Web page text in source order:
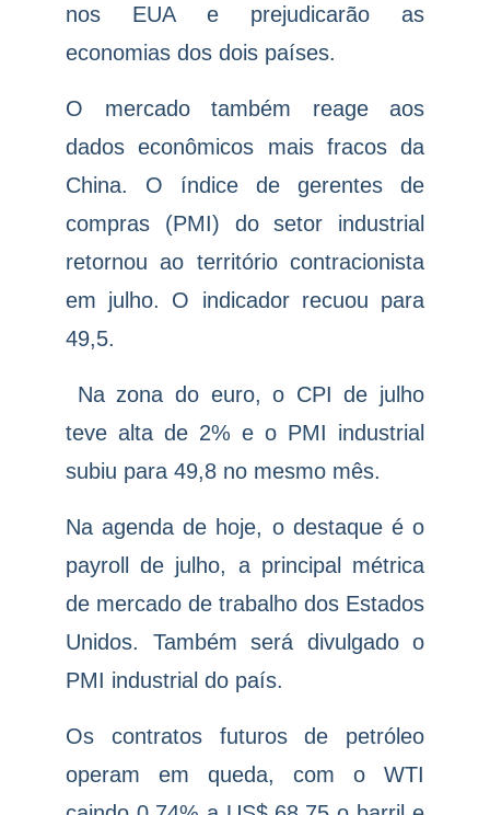
nos EUA e prejudicarão as
economias dos dois países.
O mercado também reage aos
dados econômicos mais fracos da
China. O índice de gerentes de
compras (PMI) do setor industrial
retornou ao território contracionista
em julho. O indicador recuou para
49,5.
Na zona do euro, o CPI de julho
teve alta de 2% e o PMI industrial
subiu para 49,8 no mesmo mês.
Na agenda de hoje, o destaque é o
payroll de julho, a principal métrica
de mercado de trabalho dos Estados
Unidos. Também será divulgado o
PMI industrial do país.
Os contratos futuros de petróleo
operam em queda, com o WTI